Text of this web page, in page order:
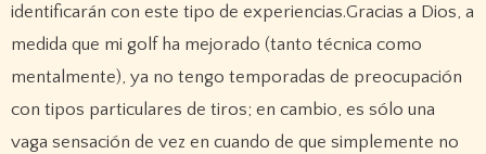
identificarán con este tipo de experiencias.Gracias a Dios, a
medida que mi golf ha mejorado (tanto técnica como
mentalmente), ya no tengo temporadas de preocupación
con tipos particulares de tiros; en cambio, es sólo una
vaga sensación de vez en cuando de que simplemente no